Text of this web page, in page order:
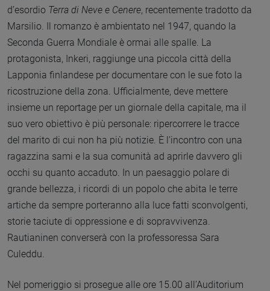
d’esordio Terra di Neve e Cenere, recentemente tradotto da
Marsilio. Il romanzo è ambientato nel 1947, quando la
Seconda Guerra Mondiale è ormai alle spalle. La
protagonista, Inkeri, raggiunge una piccola città della
Lapponia finlandese per documentare con le sue foto la
ricostruzione della zona. Ufficialmente, deve mettere
insieme un reportage per un giornale della capitale, ma il
suo vero obiettivo è più personale: ripercorrere le tracce
del marito di cui non ha più notizie. È l’incontro con una
ragazzina sami e la sua comunità ad aprirle davvero gli
occhi su quanto accaduto. In un paesaggio polare di
grande bellezza, i ricordi di un popolo che abita le terre
artiche da sempre porteranno alla luce fatti sconvolgenti,
storie taciute di oppressione e di sopravvivenza.
Rautianinen converserà con la professoressa Sara
Culeddu.
Nel pomeriggio si prosegue alle ore 15.00 all’Auditorium